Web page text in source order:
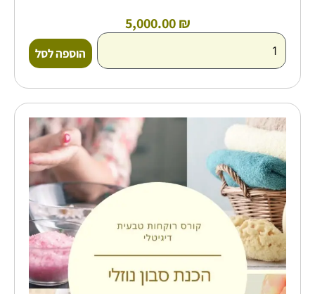
5,000.00₪
הוספה לסל
של
דיגיטלי
לרקיחת
סבון
נוזלי
טבעי
-
דנה
גת